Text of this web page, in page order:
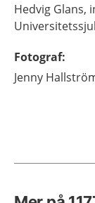
Hedvig Glans,
Fotograf:
Jenny